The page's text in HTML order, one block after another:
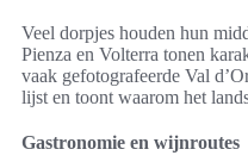
Veel dorpjes houden hun
Pienza en Volterra tonen
vaak gefotografeerde Val
lijst en toont waarom het
Gastronomie en wijnroutes